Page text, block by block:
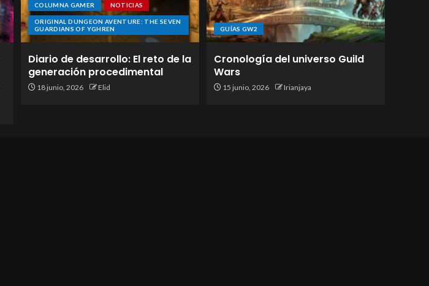
COLUMNA GAMER NOTICIAS
ORIGINAL DUNGEON AVENTURE: THE SEVEN
GUARDIANS OF YGHREN
Diario de desarrollo: El reto de la
generación procedimental
18 junio, 2026 Elid
GUÍAS GW2
Cronología del universo Guild
Wars
15 junio, 2026 Irianjaya